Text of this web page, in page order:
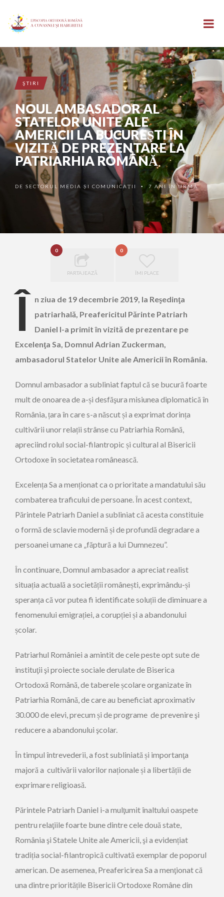
ŞTIRI
NOUL AMBASADOR AL
STATELOR UNITE ALE
AMERICII LA BUCUREŞTI ÎN
VIZITĂ DE PREZENTARE LA
PATRIARHIA ROMÂNĂ
DE SECTORUL MEDIA ȘI COMUNICAȚII • 7 ANI ÎN URMĂ
0
PARTAJEAZĂ
0
ÎMI PLACE
Î n ziua de 19 decembrie 2019, la Reşedinţa
patriarhală, Preafericitul Părinte Patriarh
Daniel l-a primit în vizită de prezentare pe
Excelenţa Sa, Domnul Adrian Zuckerman,
ambasadorul Statelor Unite ale Americii în România.
Domnul ambasador a subliniat faptul că se bucură foarte
mult de onoarea de a-și desfăşura misiunea diplomatică în
România, țara în care s-a născut și a exprimat dorința
cultivării unor relații strânse cu Patriarhia Română,
apreciind rolul social-filantropic și cultural al Bisericii
Ortodoxe în societatea românească.
Excelența Sa a menționat ca o prioritate a mandatului său
combaterea traficului de persoane. În acest context,
Părintele Patriarh Daniel a subliniat că acesta constituie
o formă de sclavie modernă și de profundă degradare a
persoanei umane ca „făptură a lui Dumnezeu”.
În continuare, Domnul ambasador a apreciat realist
situația actuală a societății românești, exprimându-și
speranța că vor putea fi identificate soluții de diminuare a
fenomenului emigrației, a corupției și a abandonului
școlar.
Patriarhul României a amintit de cele peste opt sute de
instituţii şi proiecte sociale derulate de Biserica
Ortodoxă Română, de taberele școlare organizate în
Patriarhia Română, de care au beneficiat aproximativ
30.000 de elevi, precum și de programe de prevenire şi
reducere a abandonului şcolar.
În timpul întrevederii, a fost subliniată și importanţa
majoră a cultivării valorilor naționale și a libertății de
exprimare religioasă.
Părintele Patriarh Daniel i-a mulţumit înaltului oaspete
pentru relaţiile foarte bune dintre cele două state,
România şi Statele Unite ale Americii, şi a evidențiat
tradiția social-filantropică cultivată exemplar de poporul
american. De asemenea, Preafericirea Sa a menţionat că
una dintre prioritățile Bisericii Ortodoxe Române din